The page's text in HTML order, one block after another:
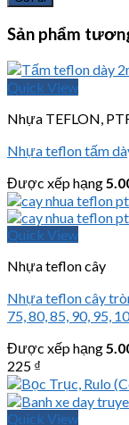
Sản phẩm
Quick View
Nhựa TEFLON,
Nhựa teflon tấm
Được xếp hạng
Quick View
Nhựa teflon cây
Nhựa teflon cây
75, 80, 85, 90, 95,
Được xếp hạng
225 ₫
Quick View